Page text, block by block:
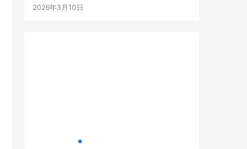
2026年3月10日
为什么越来越多人开始重视“日常维稳型护